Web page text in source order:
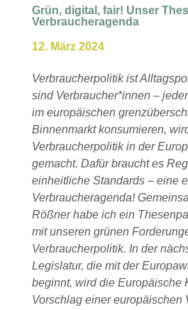
Grün, digital, fair! Unser
Verbraucheragenda
12. März 2024
Verbraucherpolitik ist
sind Verbraucher*innen –
im europäischen
Binnenmarkt konsumieren,
Verbraucherpolitik in der
gemacht. Dafür braucht es
einheitliche Standards – eine
Verbraucheragenda!
Rößner habe ich ein
mit unseren grünen
Verbraucherpolitik. In der
Legislatur, die mit der
beginnt, wird die Europäische
Vorschlag einer europäischen